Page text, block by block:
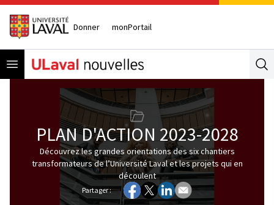
Donner monPortail
Open menu
PLAN D'ACTION 2023-2028
Découvrez les grandes orientations des six chantiers
transformateurs de l’Université Laval et les projets qui en
découlent
Partager :